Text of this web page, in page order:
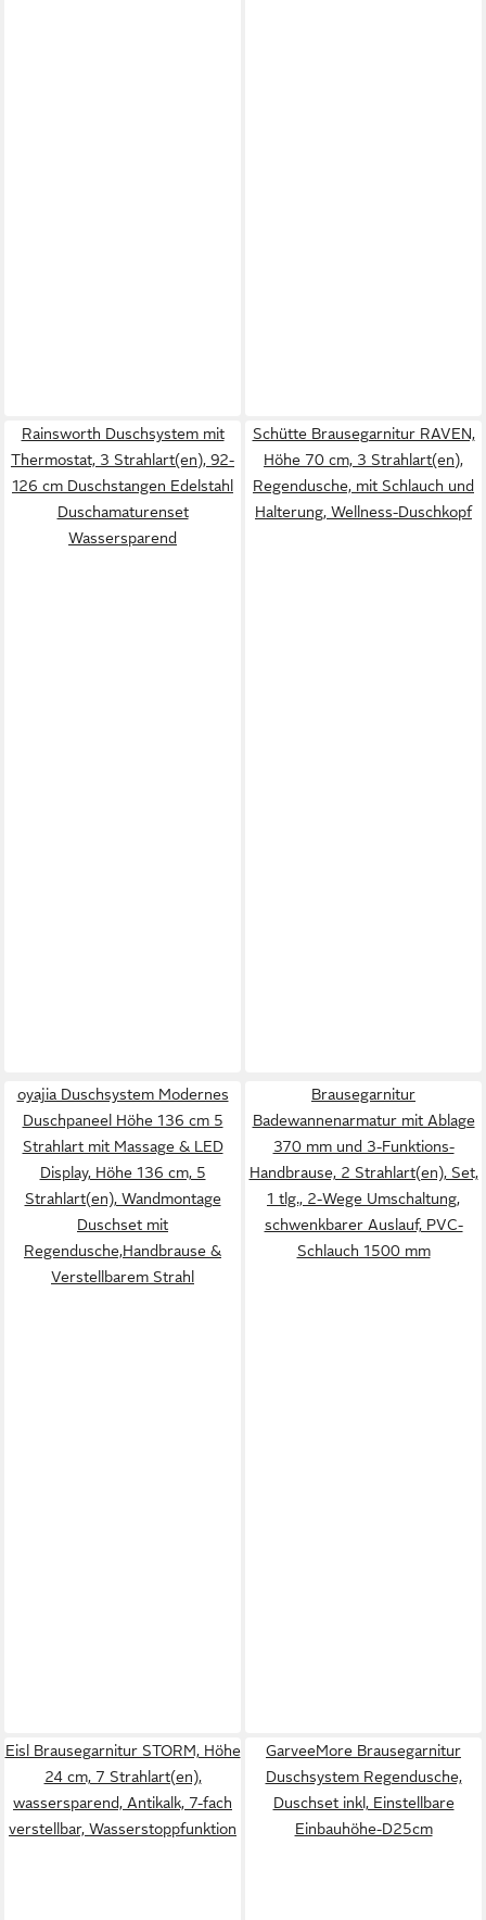
Rainsworth Duschsystem mit
Thermostat, 3 Strahlart(en), 92-
126 cm Duschstangen Edelstahl
Duschamaturenset
Wassersparend
Schütte Brausegarnitur RAVEN,
Höhe 70 cm, 3 Strahlart(en),
Regendusche, mit Schlauch und
Halterung, Wellness-Duschkopf
oyajia Duschsystem Modernes
Duschpaneel Höhe 136 cm 5
Strahlart mit Massage & LED
Display, Höhe 136 cm, 5
Strahlart(en), Wandmontage
Duschset mit
Regendusche,Handbrause &
Verstellbarem Strahl
Brausegarnitur
Badewannenarmatur mit Ablage
370 mm und 3-Funktions-
Handbrause, 2 Strahlart(en), Set,
1 tlg., 2-Wege Umschaltung,
schwenkbarer Auslauf, PVC-
Schlauch 1500 mm
Eisl Brausegarnitur STORM, Höhe
24 cm, 7 Strahlart(en),
wassersparend, Antikalk, 7-fach
verstellbar, Wasserstoppfunktion
GarveeMore Brausegarnitur
Duschsystem Regendusche,
Duschset inkl, Einstellbare
Einbauhöhe-D25cm